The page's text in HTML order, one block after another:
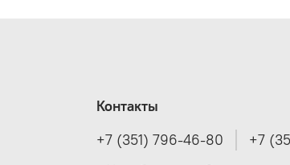
Контакты
+7 (351) 796-46-80
+7